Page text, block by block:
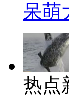
呆萌
热点